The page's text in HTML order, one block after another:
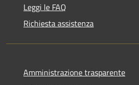
Leggi le FAQ
Richiesta assistenza
Amministrazione trasparente